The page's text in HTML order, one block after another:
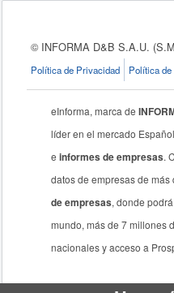
© INFORMA D&B S.A.U.
Política de Privacidad
Política
eInforma, marca de
líder en el mercado
einformes de empresas.
datos de empresas de
de empresas, donde
mundo, más de 7 millones
nacionales y acceso a